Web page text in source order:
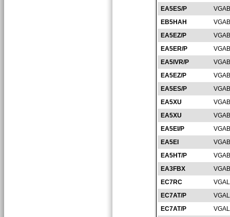
EA5ES/P
EB5HAH
EA5EZ/P
EA5ER/P
EA5IVR/P
EA5EZ/P
EA5ES/P
EA5XU
EA5XU
EA5EI/P
EA5EI
EA5HT/P
EA3FBX
EC7RC
EC7AT/P
EC7AT/P